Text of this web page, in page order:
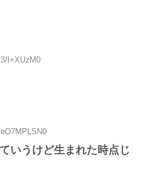
I+XUzM0
いうけど生まれた時点じ